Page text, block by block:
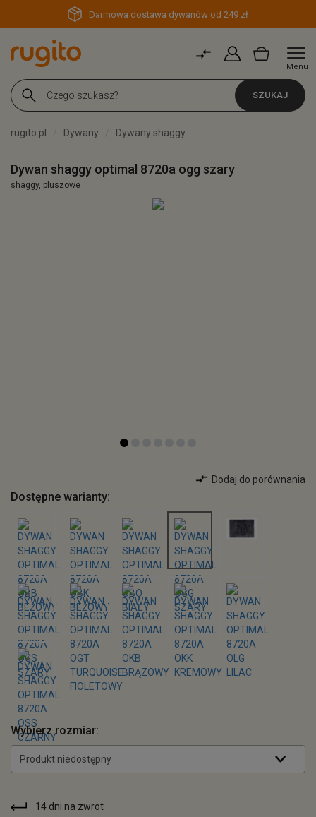
Darmowa dostawa dywanów od 249 zł
Menu
SZUKAJ
rugito.pl Dywany Dywany shaggy
Dywan shaggy optimal 8720a ogg szary
shaggy, pluszowe
Dodaj do porównania
Dostępne warianty:
Wybierz rozmiar:
Produkt niedostępny
14 dni na zwrot